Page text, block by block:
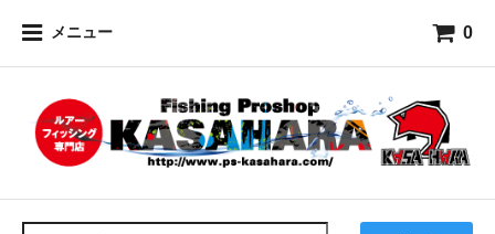
メニュー 0